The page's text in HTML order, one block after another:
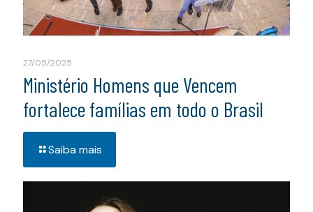
27/05/2025
Ministério Homens que Vencem
fortalece famílias em todo o Brasil
Saiba mais